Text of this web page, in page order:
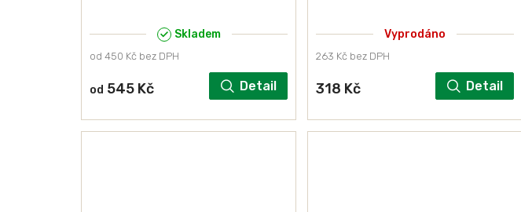
Skladem
od 450 Kč bez DPH
od 545 Kč Detail
Vyprodáno
263 Kč bez DPH
318 Kč Detail